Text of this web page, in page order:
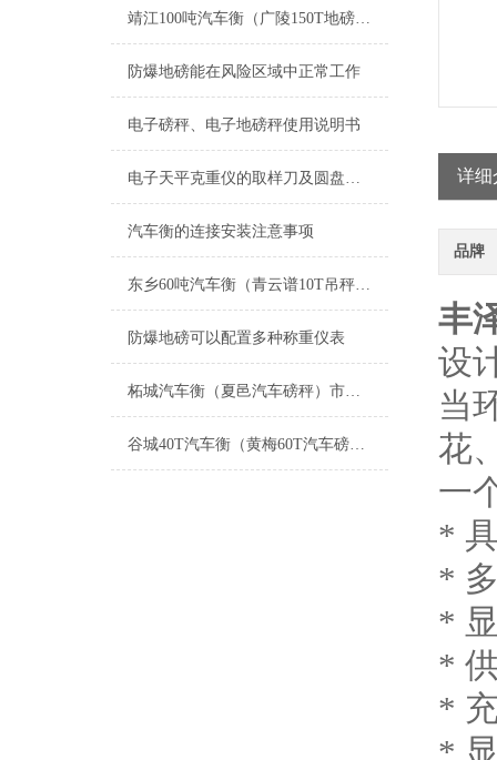
靖江100吨汽车衡（广陵150T地磅）溧阳防爆秤）盐都200吨吊秤维修
防爆地磅能在风险区域中正常工作
电子磅秤、电子地磅秤使用说明书
电子天平克重仪的取样刀及圆盘取样器的操作使用说明
汽车衡的连接安装注意事项
东乡60吨汽车衡（青云谱10T吊秤（泰和电子轮椅秤）浔阳30吨地磅维修
防爆地磅可以配置多种称重仪表
柘城汽车衡（夏邑汽车磅秤）市中便携式汽车磅维修
谷城40T汽车衡（黄梅60T汽车磅）孝南5T地磅）鹤峰隔爆电子地磅维修
详细
品牌
丰
设
当
花
一
*
*
*
*
*
*